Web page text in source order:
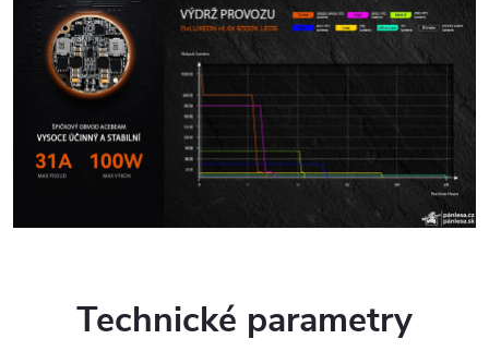
Technické parametry